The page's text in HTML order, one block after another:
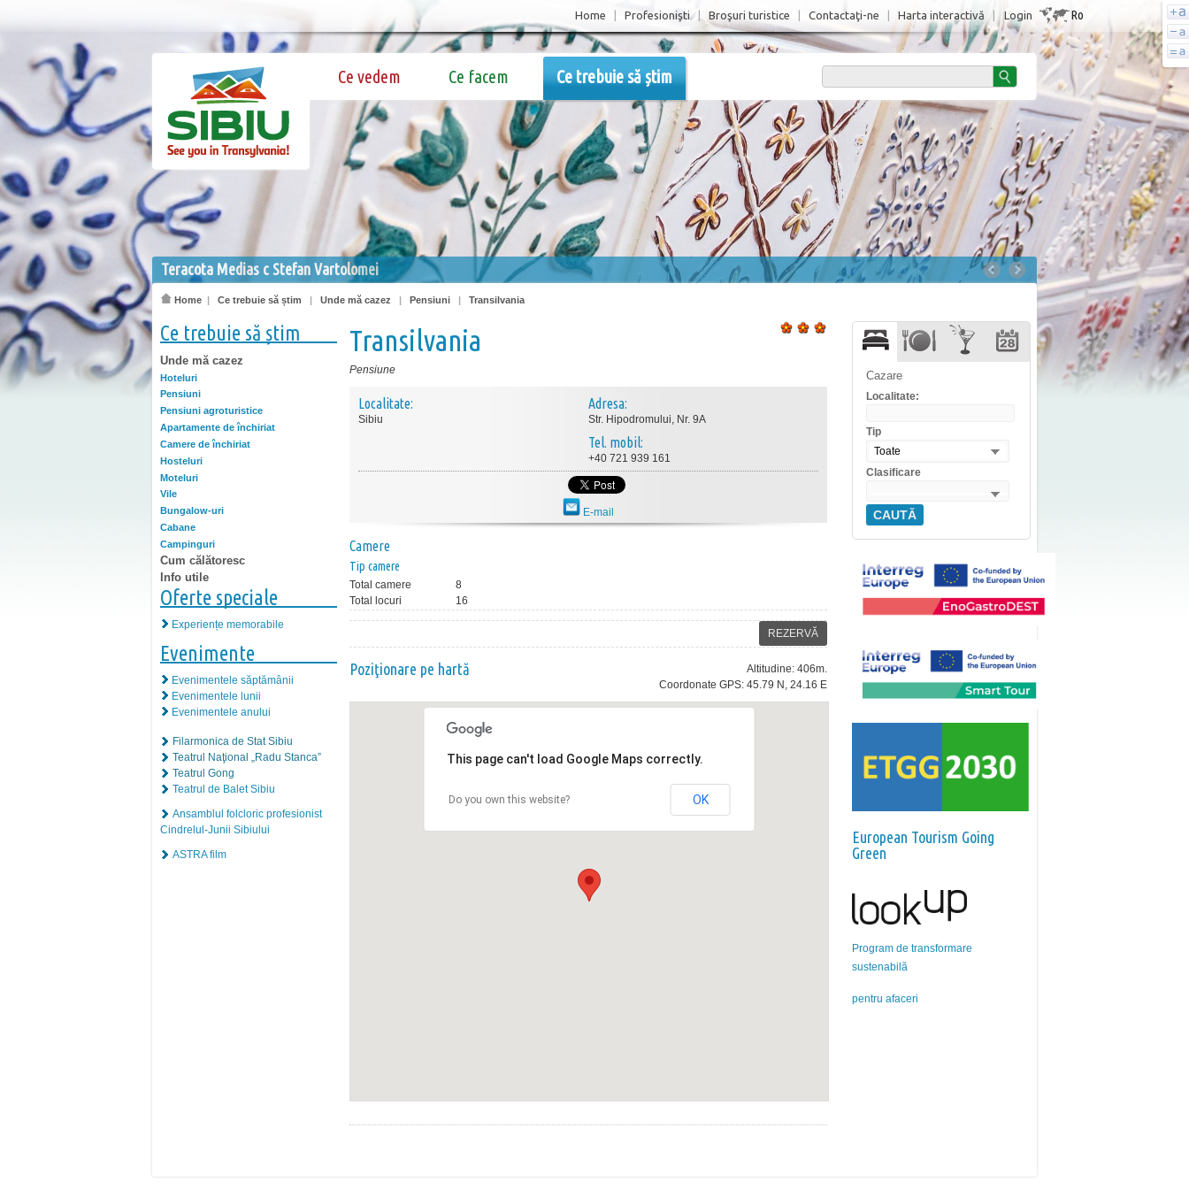
Login Ro
Home Profesionişti Broşuri turistice Contactaţi-ne Harta interactivă
Ce vedem Ce facem Ce trebuie să știm
Teracota Medias c Stefan Vartolomei
Home | Ce trebuie să știm | Unde mă cazez | Pensiuni | Transilvania
Ce trebuie să știm
Unde mă cazez
Hoteluri
Pensiuni
Pensiuni agroturistice
Apartamente de închiriat
Camere de închiriat
Hosteluri
Moteluri
Vile
Bungalow-uri
Cabane
Campinguri
Cum călătoresc
Info utile
Oferte speciale
Experiențe memorabile
Evenimente
Evenimentele săptămânii
Evenimentele lunii
Evenimentele anului
Filarmonica de Stat Sibiu
Teatrul Naţional „Radu Stanca”
Teatrul Gong
Teatrul de Balet Sibiu
Ansamblul folcloric profesionist
Cindrelul-Junii Sibiului
ASTRA film
Transilvania
Pensiune
Localitate:
Sibiu
Adresa:
Str. Hipodromului, Nr. 9A
Tel. mobil:
+40 721 939 161
E-mail
Camere
Tip camere
Total camere
8
Total locuri
16
REZERVĂ
Altitudine: 406m.
Coordonate GPS: 45.79 N, 24.16 E
Poziţionare pe hartă
This page can't load Google Maps correctly.
Do you own this website? OK
Cazare
Localitate:
Tip
Toate
Clasificare
CAUTĂ
European Tourism Going
Green
Program de transformare
sustenabilă
pentru afaceri